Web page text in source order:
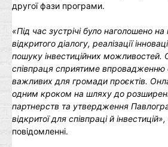
другої фази програми.
«Під час зустрічі було наголошено на
відкритого діалогу, реалізації
пошуку інвестиційних можливостей.
співпраця сприятиме впровадженню
важливих для громади проєктів.
одним кроком на шляху до
партнерств та утвердження
відкритої для співпраці й інвестицій»,
повідомленні.